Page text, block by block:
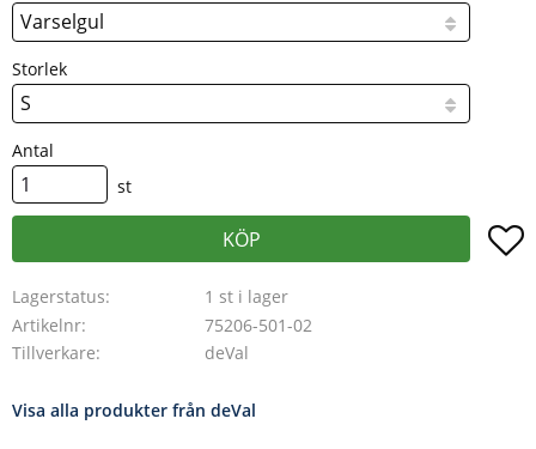
Storlek
Antal
st
KÖP
Lagerstatus
1 st i lager
Artikelnr
75206-501-02
Tillverkare
deVal
Visa alla produkter från deVal